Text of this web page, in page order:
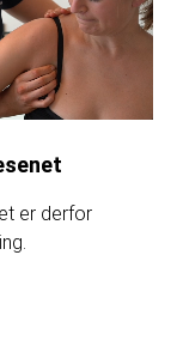
er derfor